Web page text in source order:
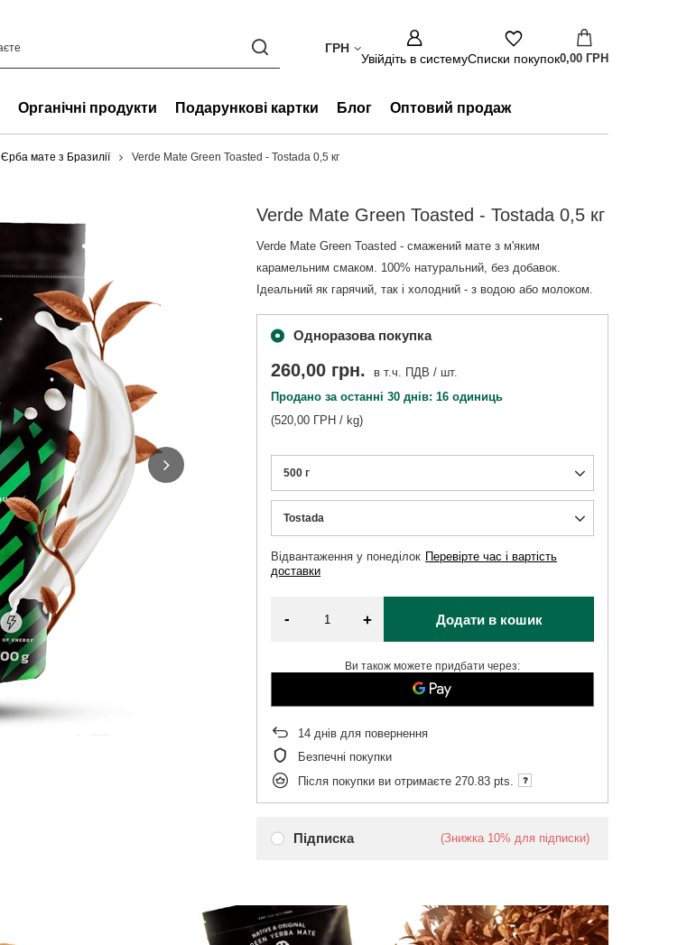
ГРН
Увійдіть в системуСписки покупок0,00 ГРН
Органічні продукти Подарункові картки Блог Оптовий продаж
Єрба мате з Бразилії Verde Mate Green Toasted - Tostada 0,5 кг
Verde Mate Green Toasted - Tostada 0,5 кг
Verde Mate Green Toasted - смажений мате з м'яким
карамельним смаком. 100% натуральний, без добавок.
Ідеальний як гарячий, так і холодний - з водою або молоком.
Одноразова покупка
Підписка (Знижка 10% для підписки)
500 г
Tostada
Відвантаженняу понеділок Перевірте час і вартість
доставки
260,00 грн. в т.ч. ПДВ / шт.
Продано за останні 30 днів: 16 одиниць
(520,00 ГРН / kg)
- + Додати в кошик
Ви також можете придбати через:
14 днів для повернення
Безпечні покупки
Після покупки ви отримаєте 270.83 pts.